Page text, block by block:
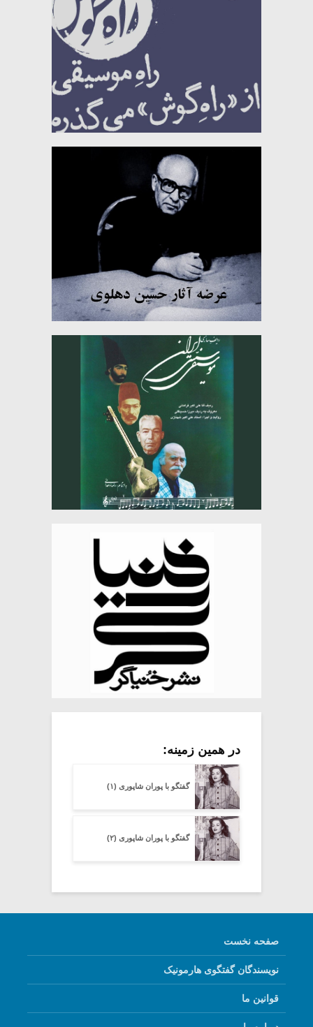
در همین زمینه:
گفتگو با پوران شاپوری (۱)
گفتگو با پوران شاپوری (۲)
صفحه نخست
نویسندگان گفتگوی هارمونیک
قوانین ما